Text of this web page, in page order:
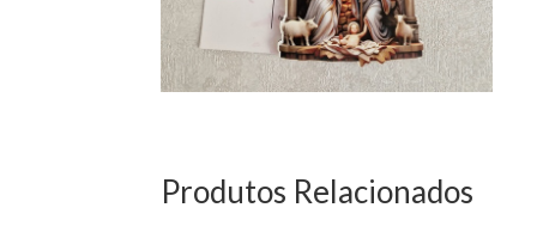
Produtos Relacionados